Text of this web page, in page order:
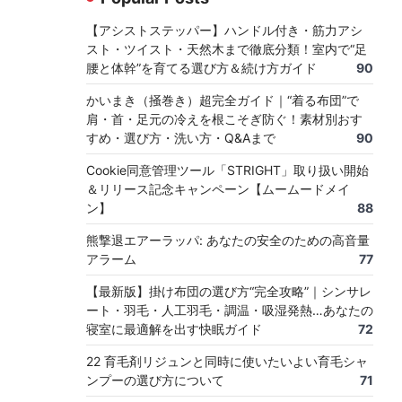
【アシストステッパー】ハンドル付き・筋力アシ
スト・ツイスト・天然木まで徹底分類！室内で“足
腰と体幹”を育てる選び方＆続け方ガイド
90
かいまき（掻巻き）超完全ガイド｜“着る布団”で
肩・首・足元の冷えを根こそぎ防ぐ！素材別おす
すめ・選び方・洗い方・Q&Aまで
90
Cookie同意管理ツール「STRIGHT」取り扱い開始
＆リリース記念キャンペーン【ムームードメイ
ン】
88
熊撃退エアーラッパ: あなたの安全のための高音量
アラーム
77
【最新版】掛け布団の選び方“完全攻略”｜シンサレ
ート・羽毛・人工羽毛・調温・吸湿発熱…あなたの
寝室に最適解を出す快眠ガイド
72
22 育毛剤リジュンと同時に使いたいよい育毛シャ
ンプーの選び方について
71